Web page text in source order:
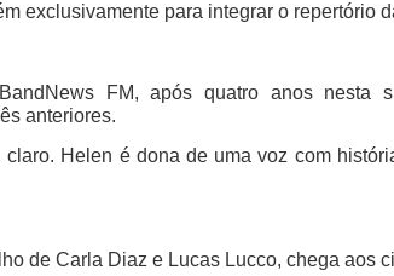
exclusivamente para integrar o repertório
FM, após quatro anos nesta
anteriores.
claro. Helen é dona de uma voz com
de Carla Diaz e Lucas Lucco, chega aos